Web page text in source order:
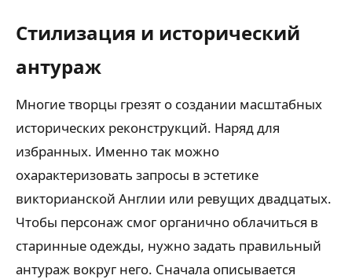
Стилизация и исторический
антураж
Многие творцы грезят о создании масштабных
исторических реконструкций. Наряд для
избранных. Именно так можно
охарактеризовать запросы в эстетике
викторианской Англии или ревущих двадцатых.
Чтобы персонаж смог органично облачиться в
старинные одежды, нужно задать правильный
антураж вокруг него. Сначала описывается